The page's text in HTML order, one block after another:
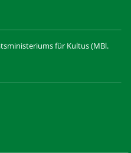
für Kultus (MBl.